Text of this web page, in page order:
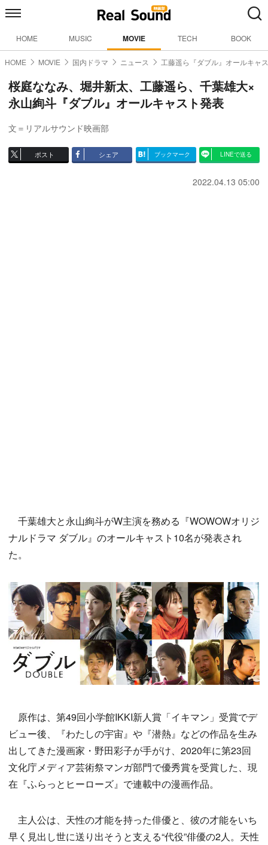
HOME MUSIC MOVIE TECH BOOK
HOME MOVIE 国内ドラマ ニュース 工藤遥ら『ダブル』オールキャ
桜庭ななみ、堀井新太、工藤遥ら、千葉雄大×
永山絢斗『ダブル』オールキャスト発表
文＝リアルサウンド映画部
ポスト シェア ブックマーク LINEで送る
2022.04.13 05:00
千葉雄大と永山絢斗がW主演を務める『WOWOWオリジ
ナルドラマ ダブル』のオールキャスト10名が発表され
た。
原作は、第49回小学館IKKI新人賞「イキマン」受賞でデ
ビュー後、『わたしの宇宙』や『潜熱』などの作品を生み
出してきた漫画家・野田彩子が手がけ、2020年に第23回
文化庁メディア芸術祭マンガ部門で優秀賞を受賞した、現
在『ふらっとヒーローズ』で連載中の漫画作品。
主人公は、天性の才能を持った俳優と、彼の才能をいち
早く見出し世に送り出そうと支える“代役”俳優の2人。天性